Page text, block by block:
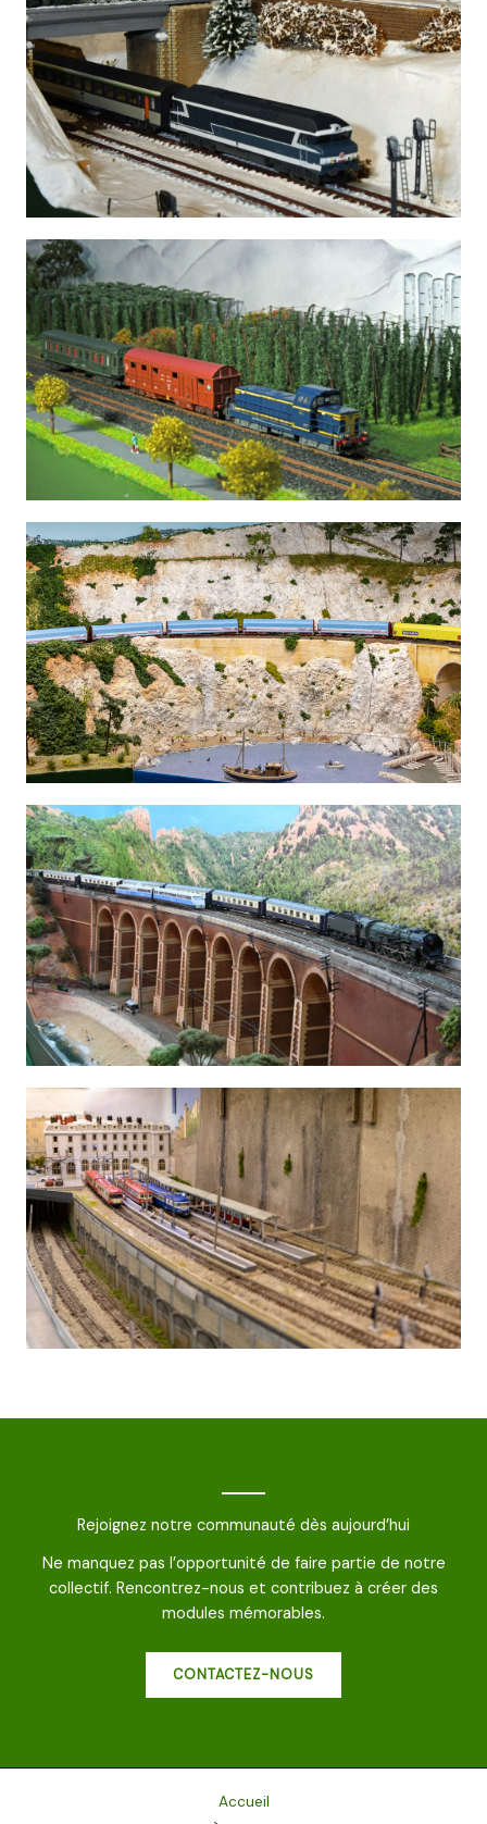
Rejoignez notre communauté dès aujourd’hui
Ne manquez pas l’opportunité de faire partie de notre
collectif. Rencontrez-nous et contribuez à créer des
modules mémorables.
CONTACTEZ-NOUS
Accueil